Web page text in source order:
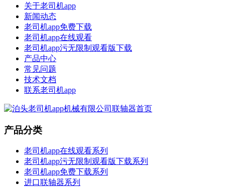
关于老司机app
新闻动态
老司机app免费下载
老司机app在线观看
老司机app污无限制观看版下载
产品中心
常见问题
技术文档
联系老司机app
产品分类
老司机app在线观看系列
老司机app污无限制观看版下载系列
老司机app免费下载系列
进口联轴器系列